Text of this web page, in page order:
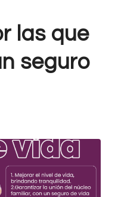
las que
seguro